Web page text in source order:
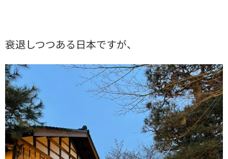
衰退しつつある日本ですが、